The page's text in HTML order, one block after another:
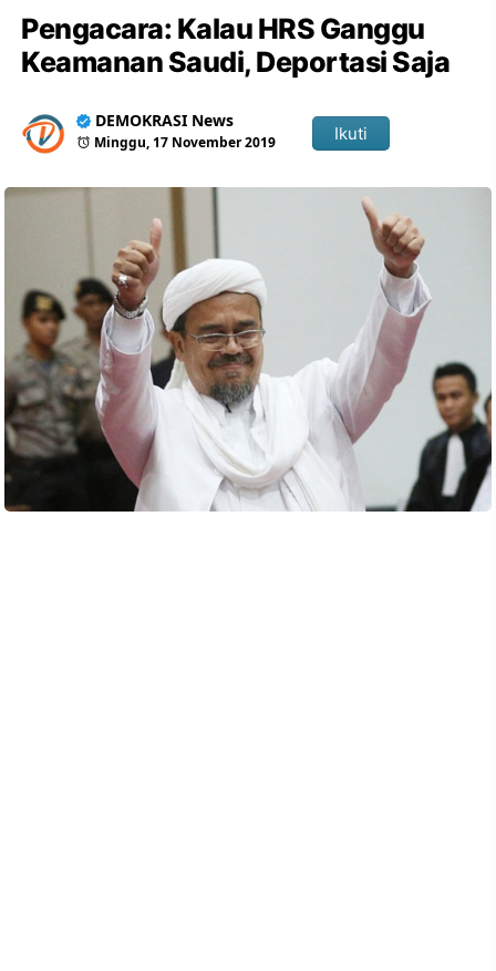
Pengacara: Kalau HRS Ganggu
Keamanan Saudi, Deportasi Saja
DEMOKRASI News
Minggu, 17 November 2019 Ikuti